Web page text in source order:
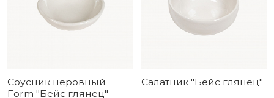
Соусник неровный
Form "Бейс глянец"
Салатник "Бейс глянец"